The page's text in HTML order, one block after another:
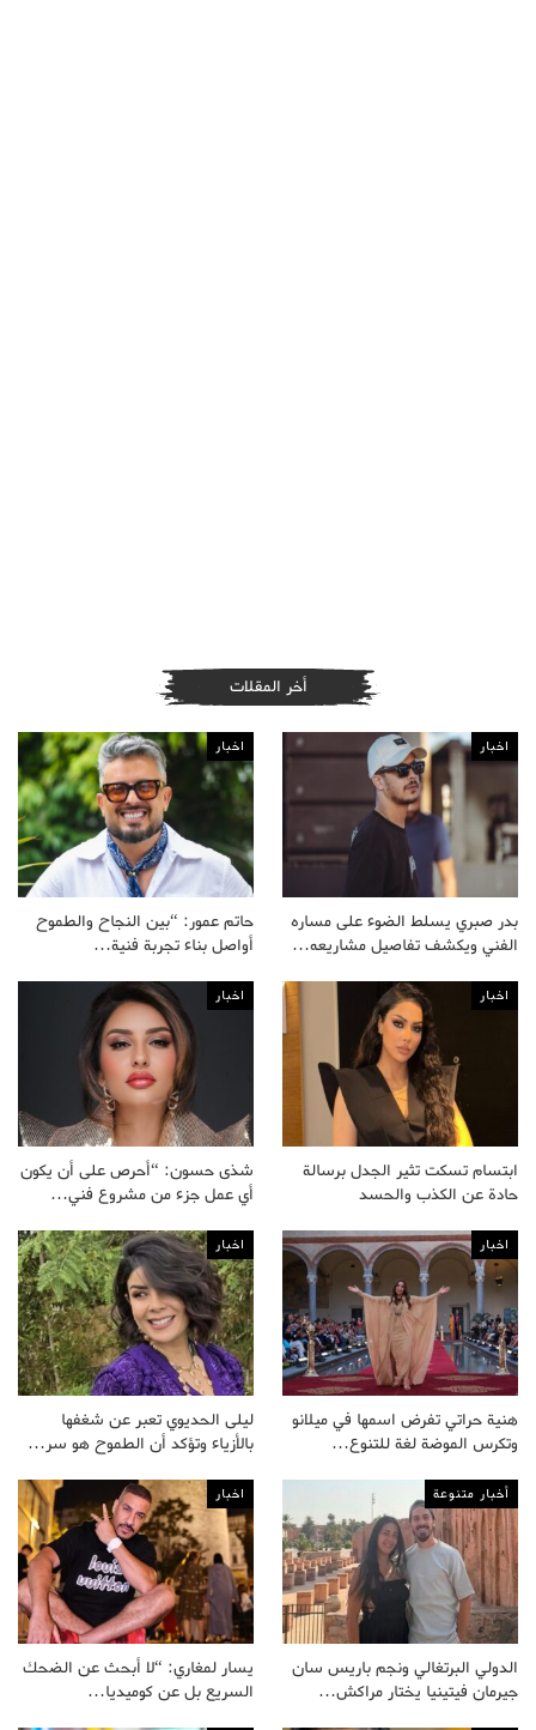
أخر المقلات
اخبار
بدر صبري يسلط الضوء على مساره
الفني ويكشف تفاصيل مشاريعه…
اخبار
حاتم عمور: “بين النجاح والطموح
أواصل بناء تجربة فنية…
اخبار
ابتسام تسكت تثير الجدل برسالة
حادة عن الكذب والحسد
اخبار
شذى حسون: “أحرص على أن يكون
أي عمل جزء من مشروع فني…
اخبار
هنية حراتي تفرض اسمها في ميلانو
وتكرس الموضة لغة للتنوع…
اخبار
ليلى الحديوي تعبر عن شغفها
بالأزياء وتؤكد أن الطموح هو سر…
أخبار متنوعة
الدولي البرتغالي ونجم باريس سان
جيرمان فيتينيا يختار مراكش…
اخبار
يسار لمغاري: “لا أبحث عن الضحك
السريع بل عن كوميديا…